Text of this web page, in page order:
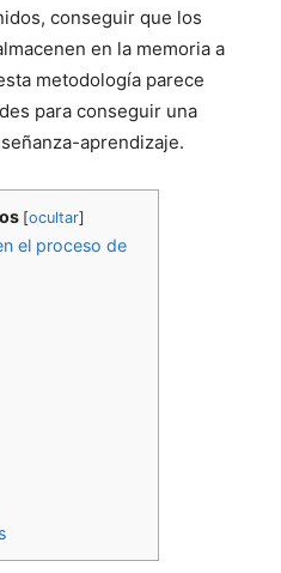
conseguir que los
en la memoria a
metodología parece
para conseguir una
aprendizaje.
[ocultar]
el proceso de